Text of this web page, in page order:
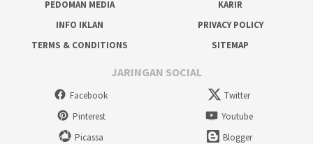
PEDOMAN MEDIA
KARIR
INFO IKLAN
PRIVACY POLICY
TERMS & CONDITIONS
SITEMAP
JARINGAN SOCIAL
Facebook
Twitter
Pinterest
Youtube
Picassa
Blogger